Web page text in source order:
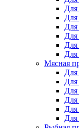
Для
Для
Для
Для
Для
Для
Мясная
Для
Для
Для
Для
Для
Для